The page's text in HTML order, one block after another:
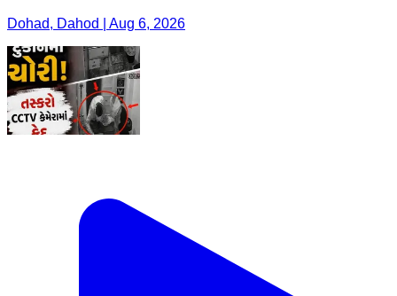
Dohad, Dahod | Aug 6, 2026